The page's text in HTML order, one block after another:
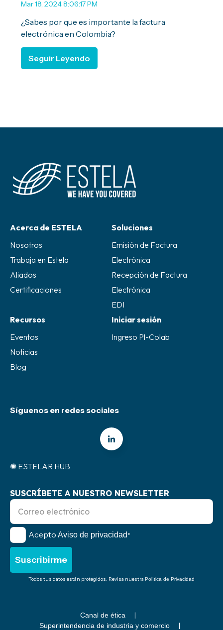
Mar 18, 2024 8:06:17 PM
¿Sabes por que es importante la factura
electrónica en Colombia?
Seguir Leyendo
Acerca de ESTELA
Nosotros
Trabaja en Estela
Aliados
Certificaciones
Soluciones
Emisión de Factura
Electrónica
Recepción de Factura
Electrónica
EDI
Recursos
Eventos
Noticias
Blog
Iniciar sesión
Ingreso Pl-Colab
Síguenos en redes sociales
✺ ESTELAR HUB
SUSCRÍBETE A NUESTRO NEWSLETTER
Acepto Aviso de privacidad*
Todos tus datos están protegidos. Revisa nuestra Política de Privacidad
Canal de ética
Superintendencia de industria y comercio